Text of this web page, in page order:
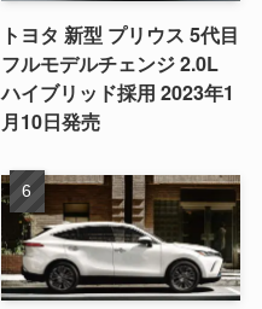
トヨタ 新型 プリウス 5代目
フルモデルチェンジ 2.0L
ハイブリッド採用 2023年1
月10日発売